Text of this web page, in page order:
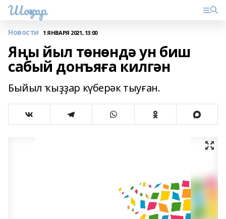
Шоңҡар
Новости 1 ЯНВАРЯ 2021, 13:00
Яңы йыл төнөндә ун биш
сабый донъяға килгән
Быйыл ҡыҙҙар күберәк тыуған.